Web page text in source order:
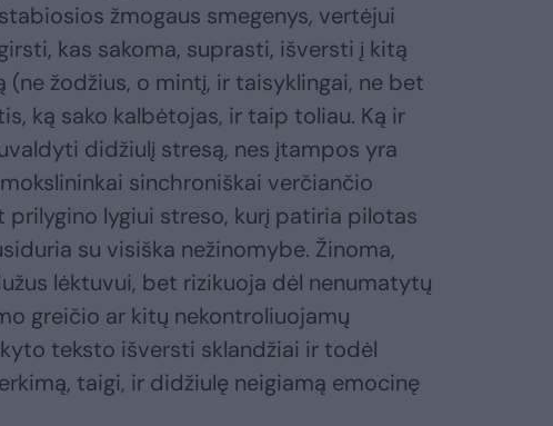
žmogaus smegenys, vertėjui
kas sakoma, suprasti, išversti į kitą
žodžius, o mintį, ir taisyklingai, ne bet
ką sako kalbėtojas, ir taip toliau. Ką ir
didžiulį stresą, nes įtampos yra
sinchroniškai verčiančio
lygiui streso, kurį patiria pilotas
su visiška nežinomybe. Žinoma,
lėktuvui, bet rizikuoja dėl nenumatytų
greičio ar kitų nekontroliuojamų
teksto išversti sklandžiai ir todėl
taigi, ir didžiulę neigiamą emocinę